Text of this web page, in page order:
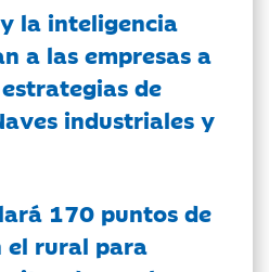
la inteligencia
a las empresas a
de
industriales y
170 puntos de
el rural para